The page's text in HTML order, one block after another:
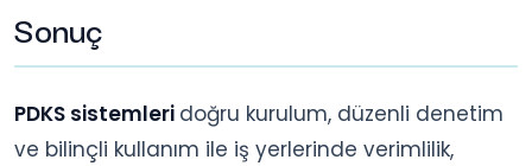
Sonuç
PDKS sistemleri doğru kurulum, düzenli denetim
ve bilinçli kullanım ile iş yerlerinde verimlilik,